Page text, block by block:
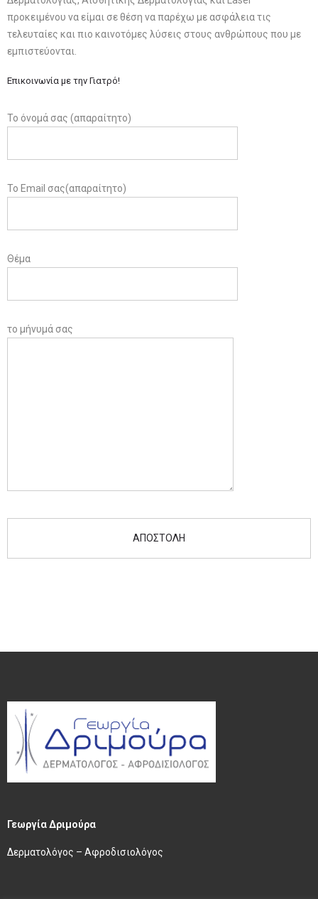
προκειμένου να είμαι σε θέση να παρέχω με ασφάλεια τις
τελευταίες και πιο καινοτόμες λύσεις στους ανθρώπους που με
εμπιστεύονται.
Επικοινωνία με την Γιατρό!
Το όνομά σας (απαραίτητο)
Το Email σας(απαραίτητο)
Θέμα
το μήνυμά σας
Γεωργία Δριμούρα
Δερματολόγος – Αφροδισιολόγος